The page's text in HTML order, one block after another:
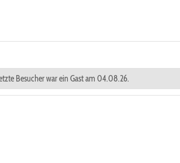
Besucher war ein Gast am 04.08.26.